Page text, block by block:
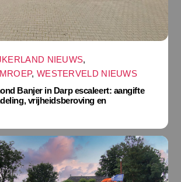
NIEUWS,
, WESTERVELD NIEUWS
Banjer in Darp escaleert: aangifte
vrijheidsberoving en